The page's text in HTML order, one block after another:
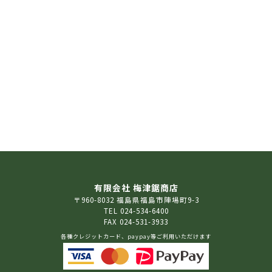
有限会社 梅津鋸商店
〒960-8032 福島県福島市陣場町9-3
TEL 024-534-6400
FAX 024-531-3933
各種クレジットカード、paypay等ご利用いただけます